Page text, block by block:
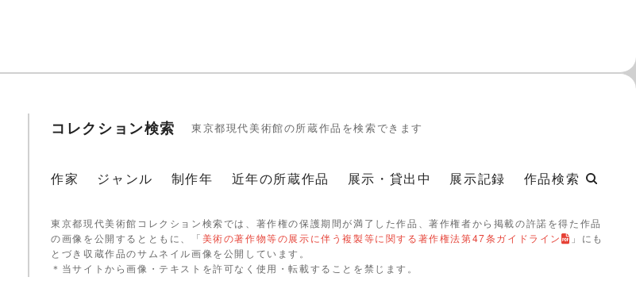
コレクション検索 東京都現代美術館の所蔵作品を検索できます
作家 ジャンル 制作年 近年の所蔵作品 展示・貸出中 展示記録 作品検索
東京都現代美術館コレクション検索では、著作権の保護期間が満了した作品、著作権者から掲載の許諾を得た作品
の画像を公開するとともに、「美術の著作物等の展示に伴う複製等に関する著作権法第47条ガイドライン
」にも
とづき収蔵作品のサムネイル画像を公開しています。
＊当サイトから画像・テキストを許可なく使用・転載することを禁じます。